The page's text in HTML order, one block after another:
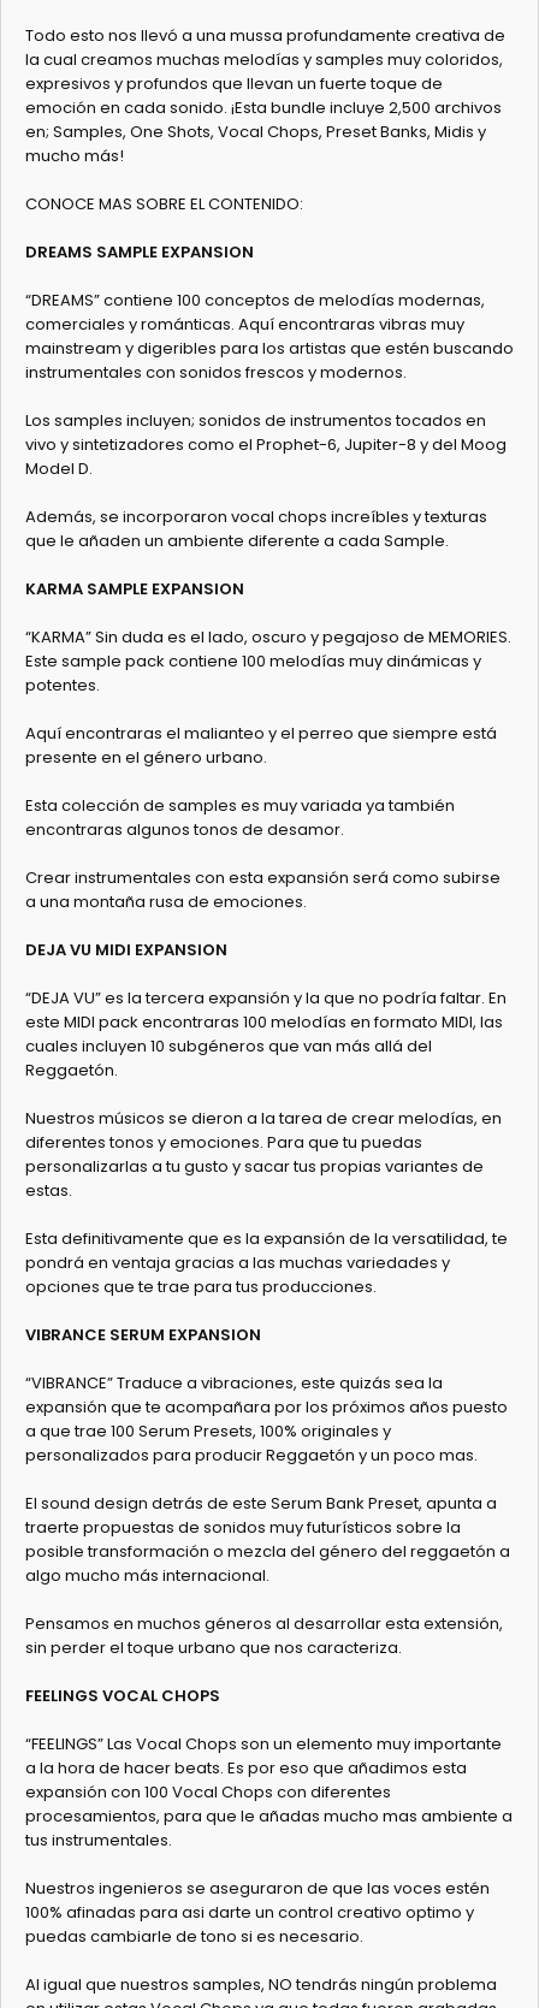
Todo esto nos llevó a una mussa profundamente creativa de
la cual creamos muchas melodías y samples muy coloridos,
expresivos y profundos que llevan un fuerte toque de
emoción en cada sonido. ¡Esta bundle incluye 2,500 archivos
en; Samples, One Shots, Vocal Chops, Preset Banks, Midis y
mucho más!
CONOCE MAS SOBRE EL CONTENIDO:
DREAMS SAMPLE EXPANSION
“DREAMS” contiene 100 conceptos de melodías modernas,
comerciales y románticas. Aquí encontraras vibras muy
mainstream y digeribles para los artistas que estén buscando
instrumentales con sonidos frescos y modernos.
Los samples incluyen; sonidos de instrumentos tocados en
vivo y sintetizadores como el Prophet-6, Jupiter-8 y del Moog
Model D.
Además, se incorporaron vocal chops increíbles y texturas
que le añaden un ambiente diferente a cada Sample.
KARMA SAMPLE EXPANSION
“KARMA” Sin duda es el lado, oscuro y pegajoso de MEMORIES.
Este sample pack contiene 100 melodías muy dinámicas y
potentes.
Aquí encontraras el malianteo y el perreo que siempre está
presente en el género urbano.
Esta colección de samples es muy variada ya también
encontraras algunos tonos de desamor.
Crear instrumentales con esta expansión será como subirse
a una montaña rusa de emociones.
DEJA VU MIDI EXPANSION
“DEJA VU” es la tercera expansión y la que no podría faltar. En
este MIDI pack encontraras 100 melodías en formato MIDI, las
cuales incluyen 10 subgéneros que van más allá del
Reggaetón.
Nuestros músicos se dieron a la tarea de crear melodías, en
diferentes tonos y emociones. Para que tu puedas
personalizarlas a tu gusto y sacar tus propias variantes de
estas.
Esta definitivamente que es la expansión de la versatilidad, te
pondrá en ventaja gracias a las muchas variedades y
opciones que te trae para tus producciones.
VIBRANCE SERUM EXPANSION
“VIBRANCE” Traduce a vibraciones, este quizás sea la
expansión que te acompañara por los próximos años puesto
a que trae 100 Serum Presets, 100% originales y
personalizados para producir Reggaetón y un poco mas.
El sound design detrás de este Serum Bank Preset, apunta a
traerte propuestas de sonidos muy futurísticos sobre la
posible transformación o mezcla del género del reggaetón a
algo mucho más internacional.
Pensamos en muchos géneros al desarrollar esta extensión,
sin perder el toque urbano que nos caracteriza.
FEELINGS VOCAL CHOPS
“FEELINGS” Las Vocal Chops son un elemento muy importante
a la hora de hacer beats. Es por eso que añadimos esta
expansión con 100 Vocal Chops con diferentes
procesamientos, para que le añadas mucho mas ambiente a
tus instrumentales.
Nuestros ingenieros se aseguraron de que las voces estén
100% afinadas para asi darte un control creativo optimo y
puedas cambiarle de tono si es necesario.
Al igual que nuestros samples, NO tendrás ningún problema